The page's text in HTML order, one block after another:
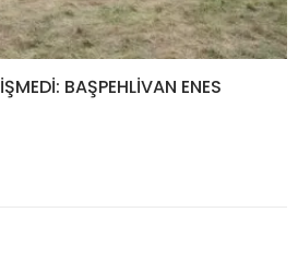
BAŞPEHLİVAN ENES